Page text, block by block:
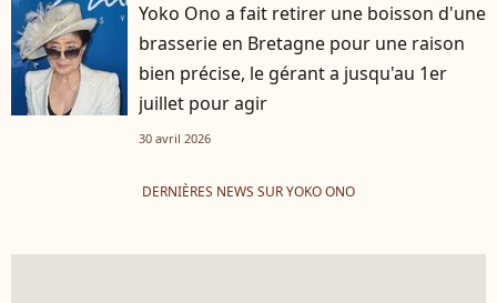
Yoko Ono a fait retirer une boisson d'une
brasserie en Bretagne pour une raison
bien précise, le gérant a jusqu'au 1er
juillet pour agir
30 avril 2026
DERNIÈRES NEWS SUR YOKO ONO